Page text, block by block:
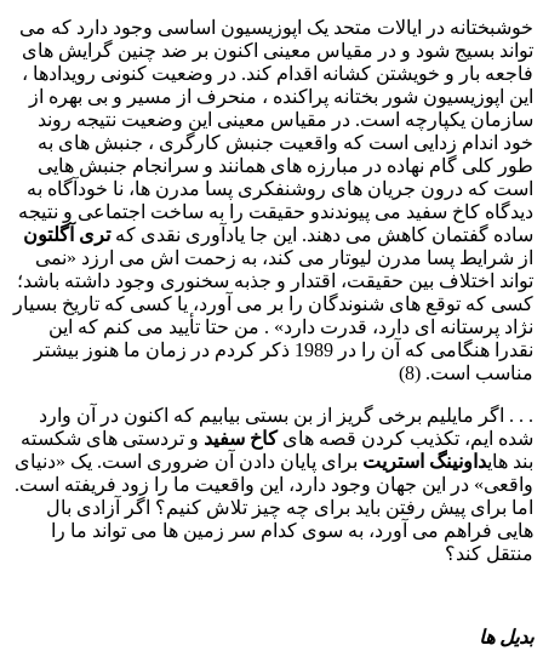
خوشبختانه در ایالات متحد یک اپوزیسیون اساسی وجود دارد که می
تواند بسیج شود و در مقیاس معینی اکنون بر ضد چنین گرایش های
فاجعه بار و خویشتن کشانه اقدام کند. در وضعیت کنونی رویدادها ،
این اپوزیسیون شور بختانه پراکنده ، منحرف از مسیر و بی بهره از
سازمان یکپارچه است. در مقیاس معینی این وضعیت نتیجه روند
خود اندام زدایی است که واقعیت جنبش کارگری ، جنبش های به
طور کلی گام نهاده در مبارزه های همانند و سرانجام جنبش هایی
است که درون جریان های روشنفکری پسا مدرن ها، نا خودآگاه به
دیدگاه کاخ سفید می پیوندندو حقیقت را به ساخت اجتماعی و نتیجه
ساده گفتمان کاهش می دهند. این جا یادآوری نقدی کهتری آگلتون
از شرایط پسا مدرن لیوتار می کند، به زحمت اش می ارزد «نمی
تواند اختلاف بین حقیقت، اقتدار و جذبه سخنوری وجود داشته باشد؛
کسی که توقع های شنوندگان را بر می آورد، یا کسی که تاریخ بسیار
نژاد پرستانه ای دارد، قدرت دارد» . من حتا تأیید می کنم که این
نقدرا هنگامی که آن را در 1989 ذکر کردم در زمان ما هنوز بیشتر
مناسب است. (8)
. . . اگر مایلیم برخی گریز از بن بستی بیابیم که اکنون در آن وارد
شده ایم، تکذیب کردن قصه هایکاخ سفید و تردستی های شکسته
بند هایداونینگ استریت برای پایان دادن آن ضروری است. یک «دنیای
واقعی» در این جهان وجود دارد، این واقعیت ما را زود فریفته است.
اما برای پیش رفتن باید برای چه چیز تلاش کنیم؟ اگر آزادی بال
هایی فراهم می آورد، به سوی کدام سر زمین ها می تواند ما را
منتقل کند؟
بدیل ها